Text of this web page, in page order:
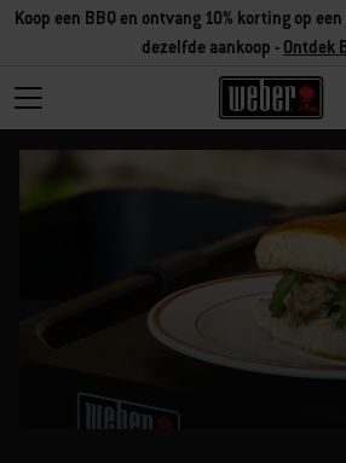
Koop een BBQ en ontvang 10% korting op
dezelfde aankoop - Ontdek